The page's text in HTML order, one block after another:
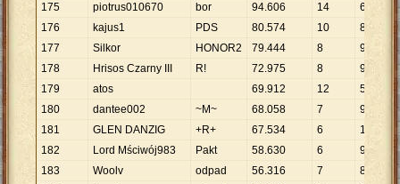
175
piotrus010670 bor 94.606 14 6
176
kajus1 PDS 80.574 10 8 .057
177
Silkor HONOR2 79.444 8 9
931
178
Hrisos Czarny III R! 72.975 8 9 .
179
atos 69.912 12 5
826
180
dantee002 ~M~ 68.058 7 9 723
181
GLEN DANZIG +R+ 67.534 6 11
256
182
Lord Mściwój983 Pakt 58.630 6 9 .772
183
Woolv odpad 56.316 7 8
045